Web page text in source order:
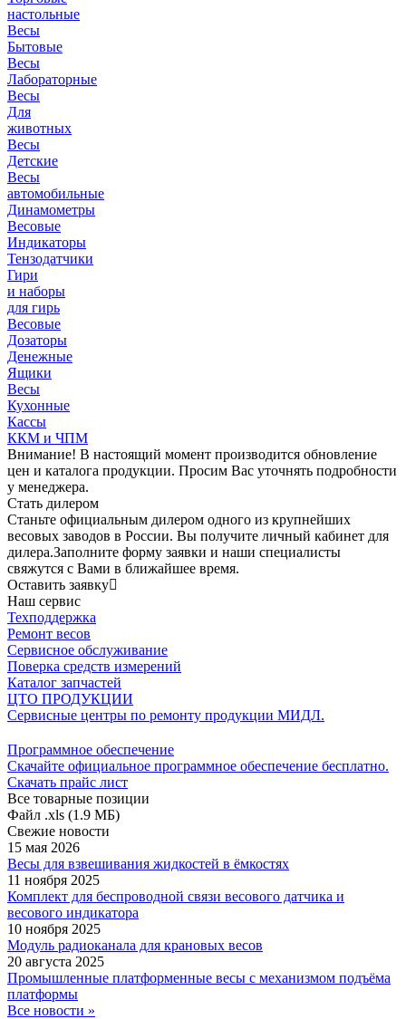
настольные
Весы
Бытовые
Весы
Лабораторные
Весы
Для
животных
Весы
Детские
Весы
автомобильные
Динамометры
Весовые
Индикаторы
Тензодатчики
Гири
и наборы
для гирь
Весовые
Дозаторы
Денежные
Ящики
Весы
Кухонные
Кассы
ККМ и ЧПМ
Внимание! В настоящий момент производится обновление
цен и каталога продукции. Просим Вас уточнять подробности
у менеджера.
Стать дилером
Станьте официальным дилером одного из крупнейших
весовых заводов в России. Вы получите личный кабинет для
дилера.Заполните форму заявки и наши специалисты
свяжутся с Вами в ближайшее время.
Оставить заявку
Наш сервис
Техподдержка
Ремонт весов
Cервисное обслуживание
Поверка средств измерений
Каталог запчастей
ЦТО ПРОДУКЦИИ
Сервисные центры по ремонту продукции МИДЛ.
Программное обеспечение
Скачайте официальное программное обеспечение бесплатно.
Скачать прайс лист
Все товарные позиции
Файл .xls (1.9 МБ)
Свежие новости
15 мая 2026
Весы для взвешивания жидкостей в ёмкостях
11 ноября 2025
Комплект для беспроводной связи весового датчика и
весового индикатора
10 ноября 2025
Модуль радиоканала для крановых весов
20 августа 2025
Промышленные платформенные весы с механизмом подъёма
платформы
Все новости »